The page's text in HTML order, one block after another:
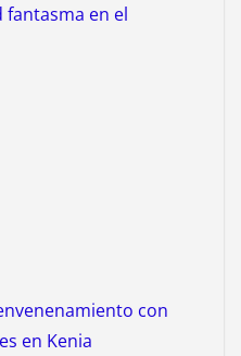
en el
con
en Kenia